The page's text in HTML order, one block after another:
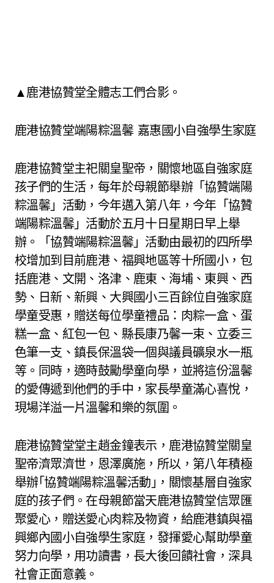
▲鹿港協贊堂全體志工們合影。
鹿港協贊堂端陽粽溫馨 嘉惠國小自強學生家庭
鹿港協贊堂主祀關皇聖帝，關懷地區自強家庭
孩子們的生活，每年於母親節舉辦「協贊端陽
粽溫馨」活動，今年邁入第八年，今年「協贊
端陽粽溫馨」活動於五月十日星期日早上舉
辦。「協贊端陽粽溫馨」活動由最初的四所學
校增加到目前鹿港、福興地區等十所國小，包
括鹿港、文開、洛津、鹿東、海埔、東興、西
勢、日新、新興、大興國小三百餘位自強家庭
學童受惠，贈送每位學童禮品：肉粽一盒、蛋
糕一盒、紅包一包、縣長康乃馨一束、立委三
色筆一支、鎮長保溫袋一個與議員礦泉水一瓶
等。同時，適時鼓勵學童向學，並將這份溫馨
的愛傳遞到他們的手中，家長學童滿心喜悅，
現場洋溢一片溫馨和樂的氛圍。
鹿港協贊堂堂主趙金鐘表示，鹿港協贊堂關皇
聖帝濟眾濟世，恩澤廣施，所以，第八年積極
舉辦｢協贊端陽粽溫馨活動｣，關懷基層自強家
庭的孩子們。在母親節當天鹿港協贊堂信眾匯
聚愛心，贈送愛心肉粽及物資，給鹿港鎮與福
興鄉內國小自強學生家庭，發揮愛心幫助學童
努力向學，用功讀書，長大後回饋社會，深具
社會正面意義。